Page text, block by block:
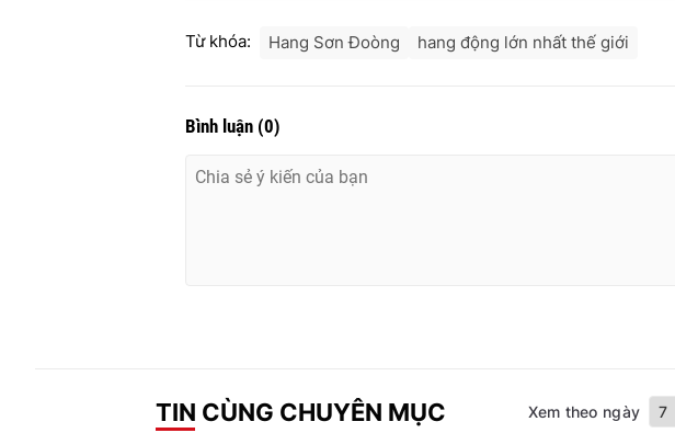
Từ khóa: Hang Sơn Đoòng hang động lớn nhất thế giới
Bình luận (0)
TIN CÙNG CHUYÊN MỤC Xem theo ngày